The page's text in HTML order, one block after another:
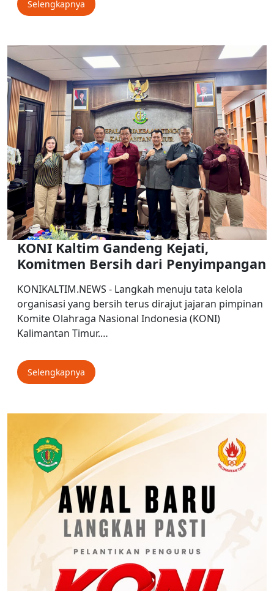
Selengkapnya
KONI Kaltim Gandeng Kejati,
Komitmen Bersih dari Penyimpangan
KONIKALTIM.NEWS - Langkah menuju tata kelola
organisasi yang bersih terus dirajut jajaran pimpinan
Komite Olahraga Nasional Indonesia (KONI)
Kalimantan Timur.…
Selengkapnya